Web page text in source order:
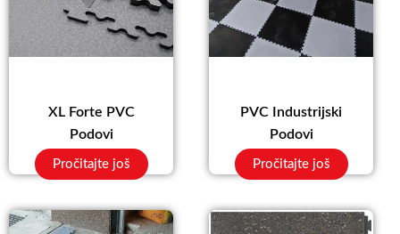
XL Forte PVC
Podovi
Pročitajte još
PVC Industrijski
Podovi
Pročitajte još